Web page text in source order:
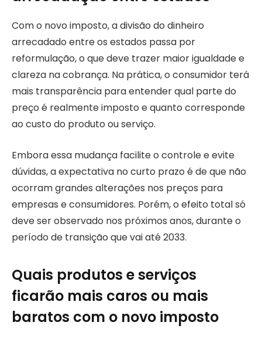
Com o novo imposto, a divisão do dinheiro
arrecadado entre os estados passa por
reformulação, o que deve trazer maior igualdade e
clareza na cobrança. Na prática, o consumidor terá
mais transparência para entender qual parte do
preço é realmente imposto e quanto corresponde
ao custo do produto ou serviço.
Embora essa mudança facilite o controle e evite
dúvidas, a expectativa no curto prazo é de que não
ocorram grandes alterações nos preços para
empresas e consumidores. Porém, o efeito total só
deve ser observado nos próximos anos, durante o
período de transição que vai até 2033.
Quais produtos e serviços
ficarão mais caros ou mais
baratos com o novo imposto